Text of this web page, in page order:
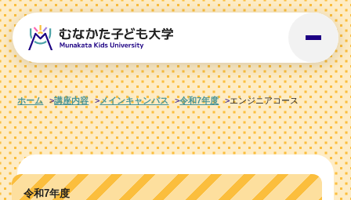
ホーム 講座内容 メインキャンパス 令和7年度 エンジニアコース
令和7年度